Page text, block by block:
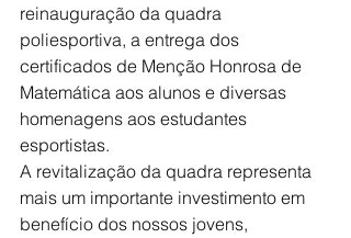
reinauguração da quadra
poliesportiva, a entrega dos
certificados de Menção Honrosa de
Matemática aos alunos e diversas
homenagens aos estudantes
esportistas.
A revitalização da quadra representa
mais um importante investimento em
benefício dos nossos jovens,